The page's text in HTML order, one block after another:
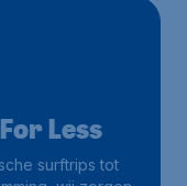
Less
surftrips tot